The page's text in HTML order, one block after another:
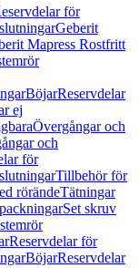
för
Geberit
Mapress Rostfritt
BöjarReservdelar
ej
Övergångar och
och
för
Tillbehör för
rörändeTätningar
Set skruv
Reservdelar för
BöjarReservdelar